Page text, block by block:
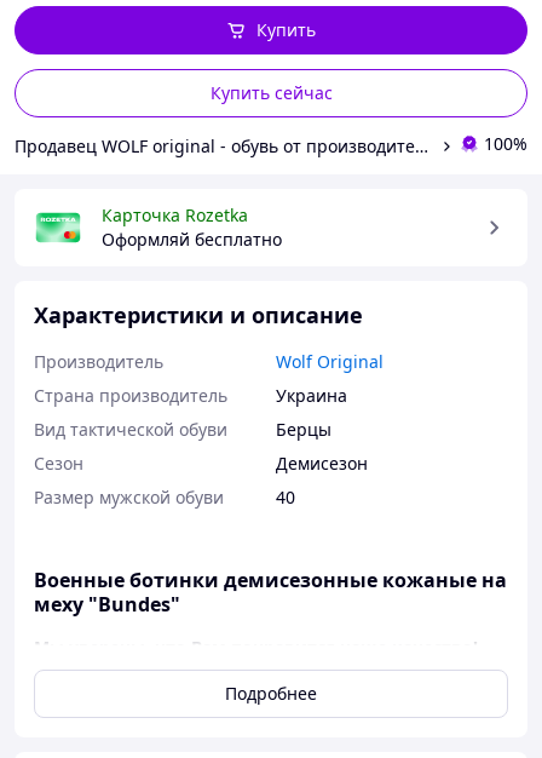
Купить сейчас
Купить
Продавец WOLF original - обувь от производителя: военные берцы, тактическая обувь и кроссовки. Розница и опт 100%
Карточка Rozetka
Оформляй бесплатно
Характеристики и описание
Производитель
Wolf Original
Страна производитель
Украина
Вид тактической обуви
Берцы
Сезон
Демисезон
Размер мужской обуви
40
Военные ботинки демисезонные кожаные на
меху "Bundes"
Мы уверены, что Вам понравится наше качество!
Поэтому без проблем и никаких предоплат
отправляем заказ накладным (наложенным)
платежом с оплатой при получении на Новой
Подробнее